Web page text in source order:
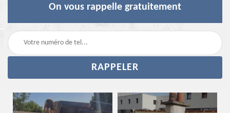
On vous rappelle gratuitement